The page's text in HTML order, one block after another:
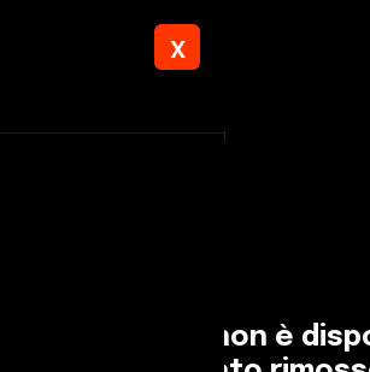
X
Torna ai risultati
L'annuncio non è